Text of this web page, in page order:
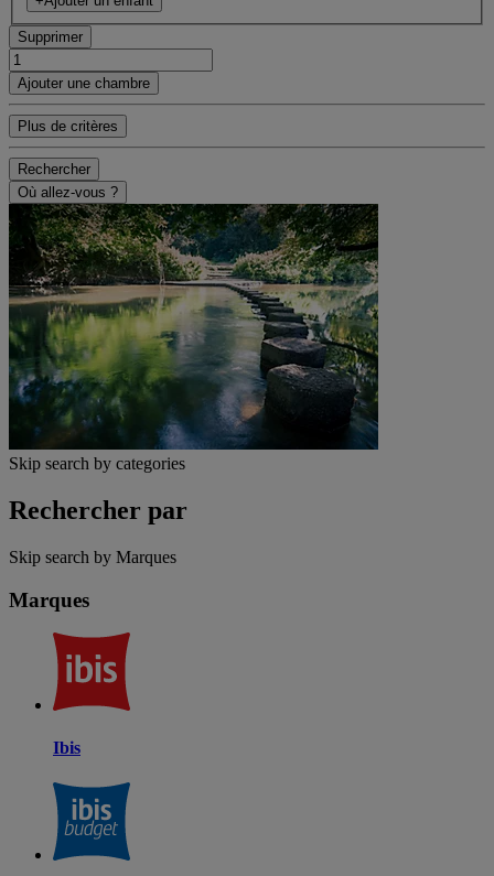
Supprimer
Ajouter une chambre
Plus de critères
Rechercher
Où allez-vous ?
Skip search by categories
Rechercher par
Skip search by Marques
Marques
Ibis